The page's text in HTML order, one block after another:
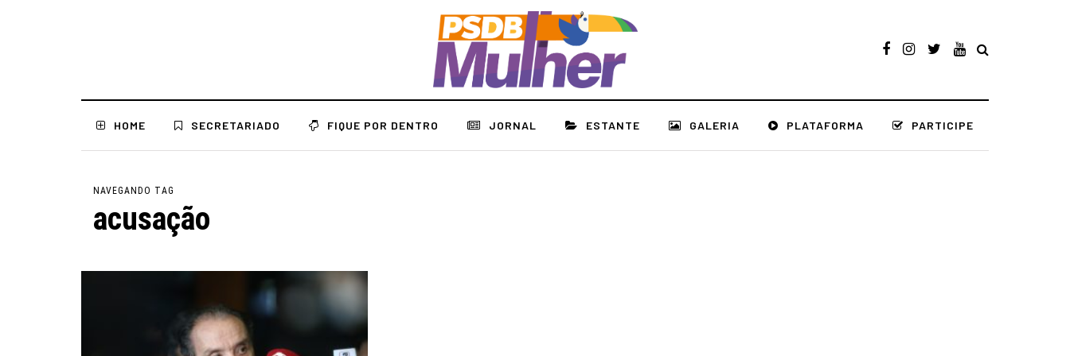
HOME SECRETARIADO FIQUE POR DENTRO JORNAL ESTANTE GALERIA PLATAFORMA PARTICIPE
NAVEGANDO TAG
acusação